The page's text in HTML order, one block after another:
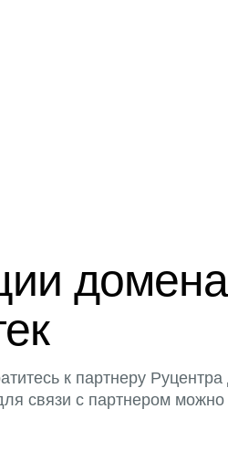
домена
к партнеру Руцентра
связи с партнером можно